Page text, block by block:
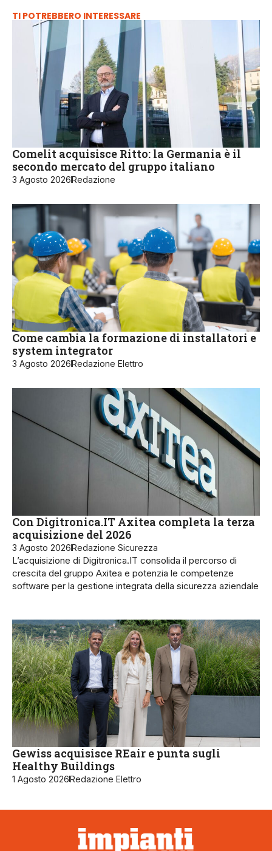
TI POTREBBERO INTERESSARE
Comelit acquisisce Ritto: la Germania è il
secondo mercato del gruppo italiano
3 Agosto 2026Redazione
Come cambia la formazione di installatori e
system integrator
3 Agosto 2026Redazione Elettro
Con Digitronica.IT Axitea completa la terza
acquisizione del 2026
3 Agosto 2026Redazione Sicurezza
L’acquisizione di Digitronica.IT consolida il percorso di
crescita del gruppo Axitea e potenzia le competenze
software per la gestione integrata della sicurezza aziendale
Gewiss acquisisce REair e punta sugli
Healthy Buildings
1 Agosto 2026Redazione Elettro